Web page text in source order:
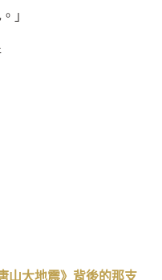
」
山大地震》背後的那支